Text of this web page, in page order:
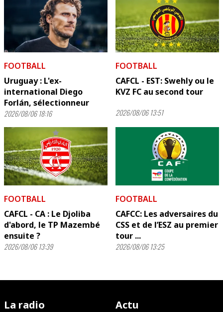
FOOTBALL
Uruguay : L'ex-
international Diego
Forlán, sélectionneur
2026/08/06 18:16
FOOTBALL
CAFCL - EST: Swehly ou le
KVZ FC au second tour
2026/08/06 13:51
FOOTBALL
CAFCL - CA : Le Djoliba
d'abord, le TP Mazembé
ensuite ?
2026/08/06 13:39
FOOTBALL
CAFCC: Les adversaires du
CSS et de l’ESZ au premier
tour ...
2026/08/06 13:25
La radio Actu